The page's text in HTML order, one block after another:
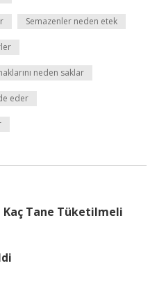
Semazenler neden etek
neden saklar
eder
Kaç Tane Tüketilmeli